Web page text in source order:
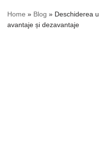
Home » Blog » Deschiderea
avantaje și dezavantaje